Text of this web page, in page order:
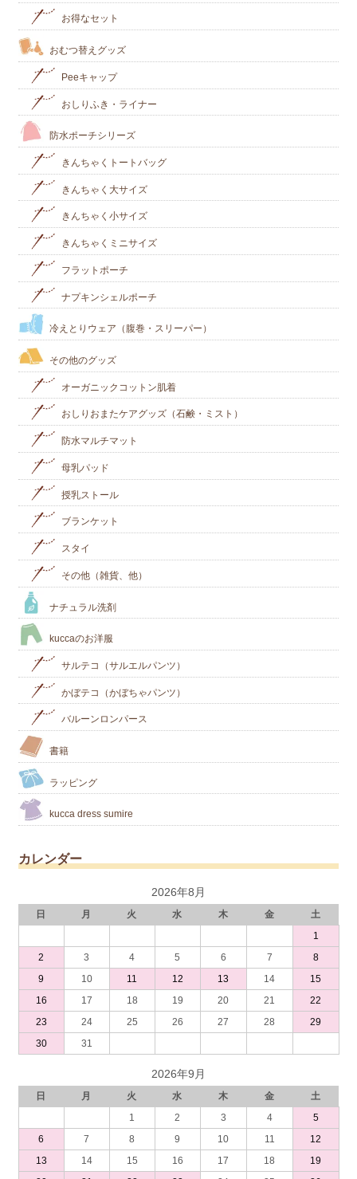
お得なセット
おむつ替えグッズ
Peeキャップ
おしりふき・ライナー
防水ポーチシリーズ
きんちゃくトートバッグ
きんちゃく大サイズ
きんちゃく小サイズ
きんちゃくミニサイズ
フラットポーチ
ナプキンシェルポーチ
冷えとりウェア（腹巻・スリーパー）
その他のグッズ
オーガニックコットン肌着
おしりおまたケアグッズ（石鹸・ミスト）
防水マルチマット
母乳パッド
授乳ストール
ブランケット
スタイ
その他（雑貨、他）
ナチュラル洗剤
kuccaのお洋服
サルテコ（サルエルパンツ）
かぼテコ（かぼちゃパンツ）
バルーンロンパース
書籍
ラッピング
kucca dress sumire
カレンダー
2026年8月
日 月 火 水 木 金
土
1
2
3 4 5 6 7
8
9
10 11 12 13 14
15
16
17 18 19 20 21
22
23
24 25 26 27 28
29
30
31
2026年9月
日 月 火 水 木 金
土
1
2 3 4
5
6
7 8 9 10 11
12
13
14 15 16 17 18
19